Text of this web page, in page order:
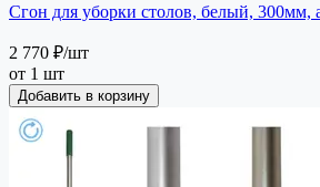
Сгон для уборки столов, белый, 300мм,
2 770 ₽/шт
от 1 шт
Добавить в корзину